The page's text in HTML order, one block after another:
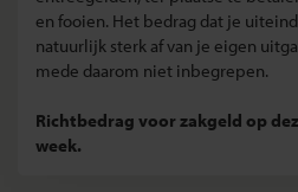
en fooien. Het bedrag dat je
natuurlijk sterk af van je eigen
mede daarom niet inbegrepen.
Richtbedrag voor zakgeld op
week.